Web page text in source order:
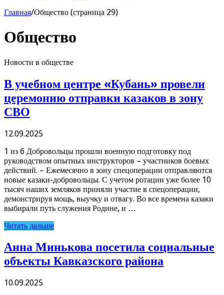
Главная/Общество (страница 29)
Общество
Новости в обществе
В учебном центре «Кубань» провели
церемонию отправки казаков в зону
СВО
12.09.2025
1 из 6 Добровольцы прошли военную подготовку под
руководством опытных инструкторов – участников боевых
действий. – Ежемесячно в зону спецоперации отправляются
новые казаки-добровольцы. С учетом ротации уже более 10
тысяч наших земляков приняли участие в спецоперации,
демонстрируя мощь, выучку и отвагу. Во все времена казаки
выбирали путь служения Родине, и …
Читать дальше
Анна Минькова посетила социальные
объекты Кавказского района
10.09.2025